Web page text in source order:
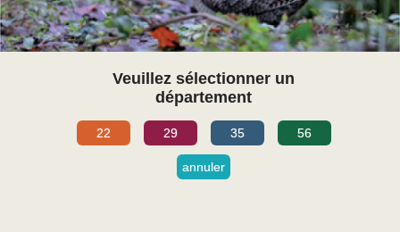
Veuillez sélectionner un
département
22 29 35 56
annuler